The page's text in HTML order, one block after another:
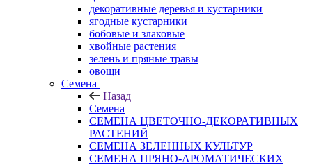
декоративные деревья и кустарники
ягодные кустарники
бобовые и злаковые
хвойные растения
зелень и пряные травы
овощи
Семена
Назад
Семена
СЕМЕНА ЦВЕТОЧНО-ДЕКОРАТИВНЫХ
РАСТЕНИЙ
СЕМЕНА ЗЕЛЕННЫХ КУЛЬТУР
СЕМЕНА ПРЯНО-АРОМАТИЧЕСКИХ